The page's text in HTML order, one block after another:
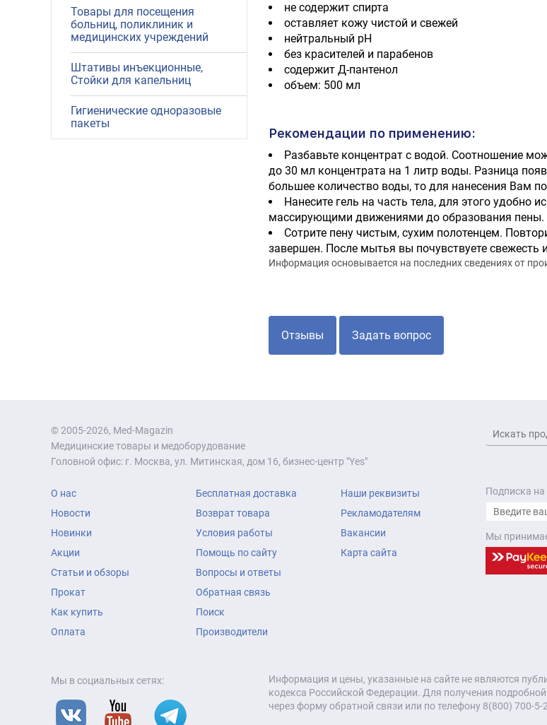
Товары для посещения
больниц, поликлиник и
медицинских учреждений
Штативы инъекционные,
Стойки для капельниц
Гигиенические одноразовые
пакеты
не содержит спирта
оставляет кожу чистой и свежей
нейтральный рН
без красителей и парабенов
содержит Д-пантенол
объем: 500 мл
Рекомендации по применению:
Разбавьте концентрат с водой. Соотношение
до 30 мл концентрата на 1 литр воды. Разница
большее количество воды, то для нанесения Вам
Нанесите гель на часть тела, для этого удобно
массирующими движениями до образования пены.
Сотрите пену чистым, сухим полотенцем.
завершен. После мытья вы почувствуете
Информация основывается на последних сведениях от
Отзывы Задать вопрос
© 2005-2026, Med-Magazin
Медицинские товары и медоборудование
Головной офис: г. Москва, ул. Митинская, дом 16, бизнес-центр "Yes"
О нас
Новости
Новинки
Акции
Статьи и обзоры
Прокат
Как купить
Оплата
Бесплатная доставка
Возврат товара
Условия работы
Помощь по сайту
Вопросы и ответы
Обратная связь
Поиск
Производители
Наши реквизиты
Рекламодателям
Вакансии
Карта сайта
Подписка
Мы
Мы в социальных сетях:
Информация и цены, указанные на сайте не являются
кодекса Российской Федерации. Для получения
через форму обратной связи или по телефону 8(800) 700-5-